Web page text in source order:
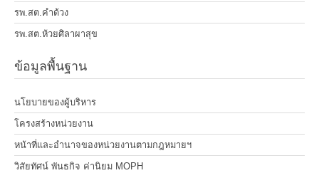
รพ.สต.คำด้วง
รพ.สต.ห้วยศิลาผาสุข
ข้อมูลพื้นฐาน
นโยบายของผู้บริหาร
โครงสร้างหน่วยงาน
หน้าที่และอำนาจของหน่วยงานตามกฎหมายฯ
วิสัยทัศน์ พันธกิจ ค่านิยม MOPH